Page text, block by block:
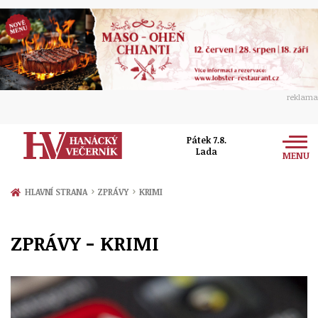
reklama
Pátek 7.8.
Lada
MENU
Zprávy
Přerov
Politika
Ekonomika
Kultura
Hudba
Společnost
Ženy
Sport
HLAVNÍ STRANA › ZPRÁVY › KRIMI
ZPRÁVY - KRIMI